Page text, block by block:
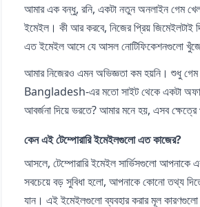
আমার এক বন্ধু, রনি, একটা নতুন অনলাইন গেম
ইমেইল। কী আর করবে, নিজের প্রিয়
এত ইমেইল আসে যে আসল নোটিফিকেশনগুলো
আমার নিজেরও এমন অভিজ্ঞতা কম হয়নি। শুধু
Bangladesh-এর মতো সাইট থেকে একটা অফার
আবর্জনা দিয়ে ভরতে? আমার মনে হয়, এসব ক্ষেত্রে
কেন এই টেম্পোরারি ইমেইলগুলো এত কাজের?
আসলে, টেম্পোরারি ইমেইল সার্ভিসগুলো আপনাকে
সবচেয়ে বড় সুবিধা হলো, আপনাকে কোনো তথ্য
যান। এই ইমেইলগুলো ব্যবহার করার মূল